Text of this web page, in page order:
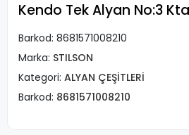
Kendo Tek Alyan No:3
Barkod: 8681571008210
Marka: STILSON
Kategori: ALYAN ÇEŞİTLERİ
Barkod: 8681571008210